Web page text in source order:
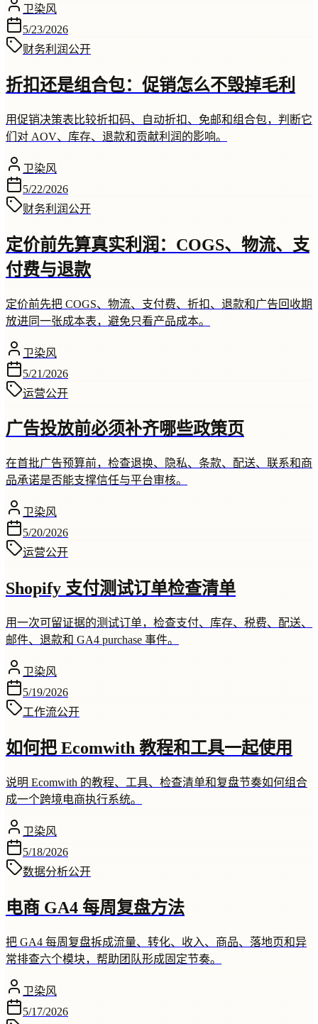
卫染风
5/23/2026
财务利润 公开
折扣还是组合包：促销怎么不毁掉毛利
用促销决策表比较折扣码、自动折扣、免邮和组合包，判断它
们对 AOV、库存、退款和贡献利润的影响。
卫染风
5/22/2026
财务利润 公开
定价前先算真实利润：COGS、物流、支
付费与退款
定价前先把 COGS、物流、支付费、折扣、退款和广告回收期
放进同一张成本表，避免只看产品成本。
卫染风
5/21/2026
运营公开
广告投放前必须补齐哪些政策页
在首批广告预算前，检查退换、隐私、条款、配送、联系和商
品承诺是否能支撑信任与平台审核。
卫染风
5/20/2026
运营公开
Shopify 支付测试订单检查清单
用一次可留证据的测试订单，检查支付、库存、税费、配送、
邮件、退款和 GA4 purchase 事件。
卫染风
5/19/2026
工作流公开
如何把 Ecomwith 教程和工具一起使用
说明 Ecomwith 的教程、工具、检查清单和复盘节奏如何组合
成一个跨境电商执行系统。
卫染风
5/18/2026
数据分析公开
电商 GA4 每周复盘方法
把 GA4 每周复盘拆成流量、转化、收入、商品、落地页和异
常排查六个模块，帮助团队形成固定节奏。
卫染风
5/17/2026